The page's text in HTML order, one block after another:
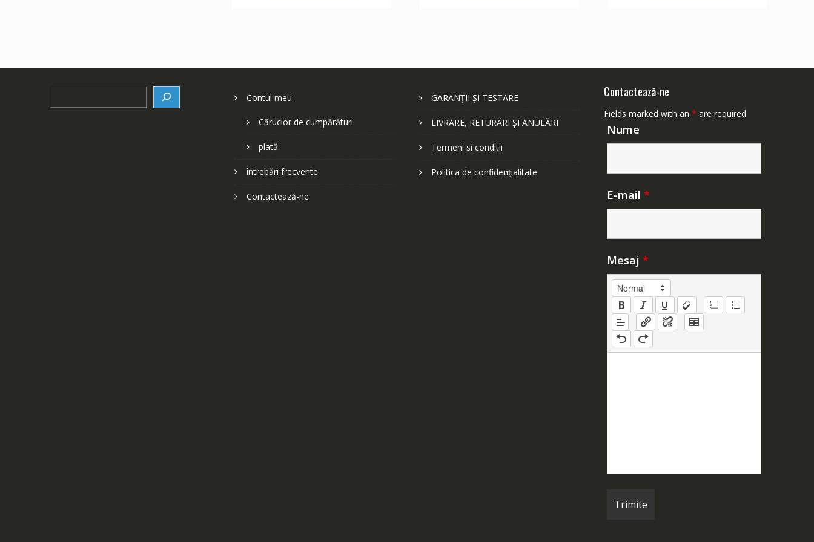
Contul meu
Cărucior de cumpărături
plată
întrebări frecvente
Contactează-ne
GARANȚII ȘI TESTARE
LIVRARE, RETURĂRI ȘI ANULĂRI
Termeni si conditii
Politica de confidențialitate
Contactează-ne
Fields marked with an * are required
Nume
E-mail *
Mesaj *